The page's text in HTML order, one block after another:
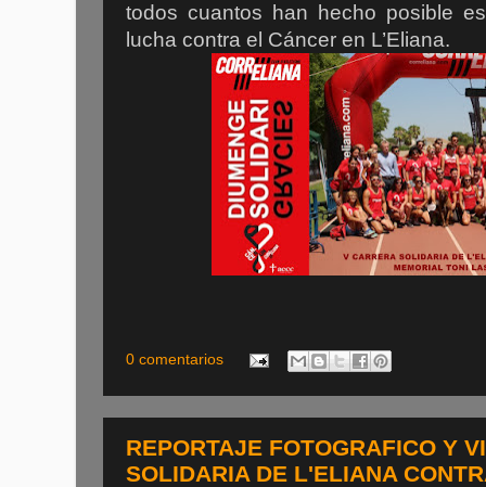
todos cuantos han hecho posible
lucha contra el Cáncer en L’Eliana.
0 comentarios
REPORTAJE FOTOGRAFICO Y
SOLIDARIA DE L'ELIANA